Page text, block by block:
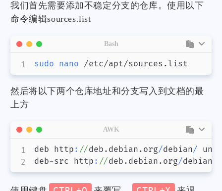
我们首先需要添加不稳定分支的仓库。使用以下
命令编辑sources.list
sudo nano /etc/apt/sources.list
Bash
然后将以下两个仓库地址和分支写入到文档的最
上方
deb http : //deb.debian.org/debian/
deb-src http : //deb.debian.org/debian
AWK